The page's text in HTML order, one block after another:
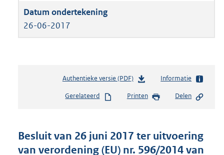
26-06-2017
Authentieke versie (PDF)b
s
n
s
Informatie
Gerelateerd Printen Delen
Besluit van 26 juni 2017 ter uitvoering
van verordening (EU) nr. 596/2014 van